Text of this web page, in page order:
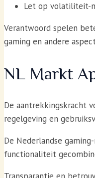
Let op volatiliteit-
Verantwoord spelen
gaming en andere
NL Markt
De aantrekkingskracht
regelgeving en
De Nederlandse
functionaliteit